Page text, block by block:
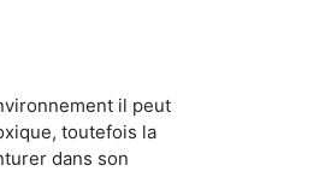
il peut
toutefois la
dans son